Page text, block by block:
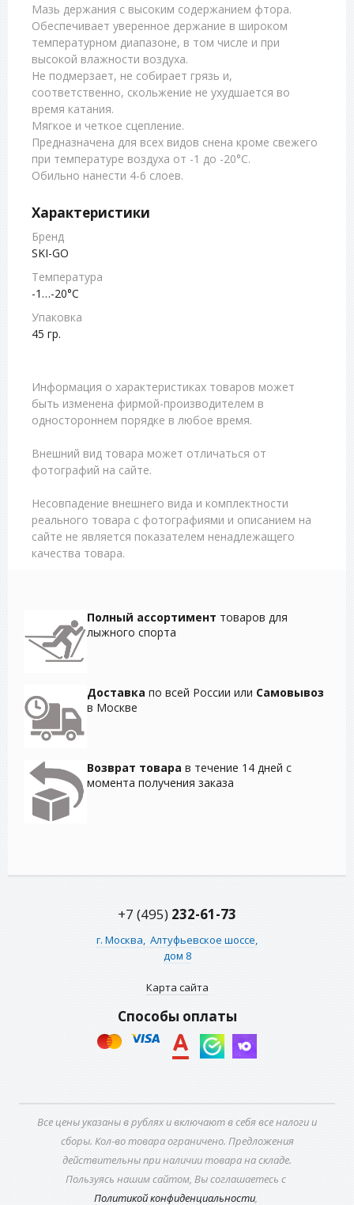
Мазь держания с высоким содержанием фтора.
Обеспечивает уверенное держание в широком
температурном диапазоне, в том числе и при
высокой влажности воздуха.
Не подмерзает, не собирает грязь и,
соответственно, скольжение не ухудшается во
время катания.
Мягкое и четкое сцепление.
Предназначена для всех видов снена кроме свежего
при температуре воздуха от -1 до -20°C.
Обильно нанести 4-6 слоев.
Характеристики
Бренд
SKI-GO
Температура
-1…-20°С
Упаковка
45 гр.
Информация о характеристиках товаров может
быть изменена фирмой-производителем в
одностороннем порядке в любое время.
Внешний вид товара может отличаться от
фотографий на сайте.
Несовпадение внешнего вида и комплектности
реального товара с фотографиями и описанием на
сайте не является показателем ненадлежащего
качества товара.
Полный ассортимент товаров для
лыжного спорта
Доставка по всей России или Самовывоз
в Москве
Возврат товара в течение 14 дней с
момента получения заказа
+7 (495) 232-61-73
г. Москва, Алтуфьевское шоссе,
дом 8
Карта сайта
Способы оплаты
Все цены указаны в рублях и включают в себя все налоги и
сборы. Кол-во товара ограничено. Предложения
действительны при наличии товара на складе.
Пользуясь нашим сайтом, Вы соглашаетесь с
Политикой конфиденциальности,